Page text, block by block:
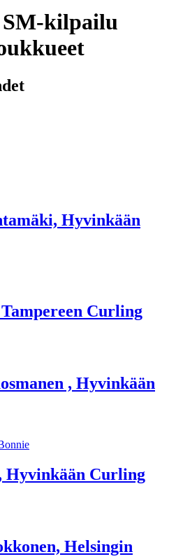
kilpailu
Hyvinkään
Curling
, Hyvinkään
Hyvinkään Curling
Helsingin